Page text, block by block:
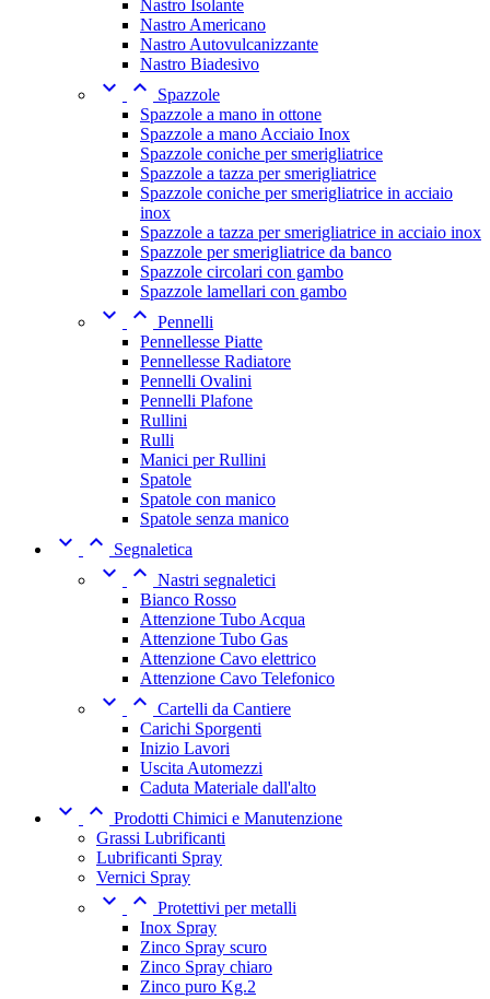
Nastro Isolante
Nastro Americano
Nastro Autovulcanizzante
Nastro Biadesivo
 
Spazzole
Spazzole a mano in ottone
Spazzole a mano Acciaio Inox
Spazzole coniche per smerigliatrice
Spazzole a tazza per smerigliatrice
Spazzole coniche per smerigliatrice in acciaio
inox
Spazzole a tazza per smerigliatrice in acciaio inox
Spazzole per smerigliatrice da banco
Spazzole circolari con gambo
Spazzole lamellari con gambo
  Pennelli
Pennellesse Piatte
Pennellesse Radiatore
Pennelli Ovalini
Pennelli Plafone
Rullini
Rulli
Manici per Rullini
Spatole
Spatole con manico
Spatole senza manico
  Segnaletica
  Nastri segnaletici
Bianco Rosso
Attenzione Tubo Acqua
Attenzione Tubo Gas
Attenzione Cavo elettrico
Attenzione Cavo Telefonico
  Cartelli da Cantiere
Carichi Sporgenti
Inizio Lavori
Uscita Automezzi
Caduta Materiale dall'alto
  Prodotti Chimici e Manutenzione
Grassi Lubrificanti
Lubrificanti Spray
Vernici Spray
  Protettivi per metalli
Inox Spray
Zinco Spray scuro
Zinco Spray chiaro
Zinco puro Kg.2